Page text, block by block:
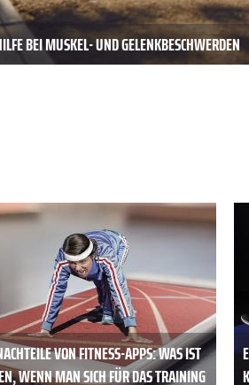
BEI MUSKEL- UND GELENKBESCHWERDEN
VON FITNESS-APPS: WAS IST
WENN MAN SICH FÜR DAS TRAINING